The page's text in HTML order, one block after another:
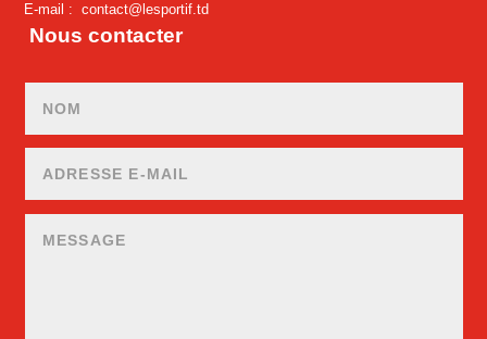
E-mail :contact@lesportif.td
Nous contacter